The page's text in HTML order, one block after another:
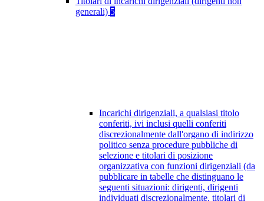
generali) 5
Incarichi dirigenziali, a qualsiasi titolo
conferiti, ivi inclusi quelli conferiti
discrezionalmente dall'organo di indirizzo
politico senza procedure pubbliche di
selezione e titolari di posizione
organizzativa con funzioni dirigenziali (da
pubblicare in tabelle che distinguano le
seguenti situazioni: dirigenti, dirigenti
individuati discrezionalmente, titolari di